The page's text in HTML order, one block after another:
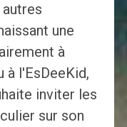
une
à
à l'EsDeeKid,
inviter les
sur son